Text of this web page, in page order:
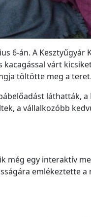
6-án. A Kesztyűgyár
várt
töltötte meg a teret.
láthatták,
a vállalkozóbb
még egy interaktív
emlékeztette a